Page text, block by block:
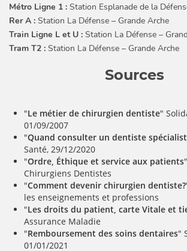
Métro Ligne 1 : Station Esplanade de la
Rer A : Station La Défense – Grande Arche
Train Ligne L et U : Station La Défense –
Tram T2 : Station La Défense – Grande Arche
Sources
"Le métier de chirurgien dentiste"
01/09/2007
"Quand consulter un dentiste
Santé, 29/12/2020
"Ordre, Éthique et service aux patients
Chirurgiens Dentistes
"Comment devenir chirurgien dentiste?
les enseignements et professions
"Les droits du patient, carte Vitale et
Assurance Maladie
"Remboursement des soins dentaires"
01/01/2021